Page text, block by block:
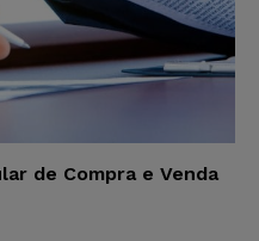
de Compra e Venda